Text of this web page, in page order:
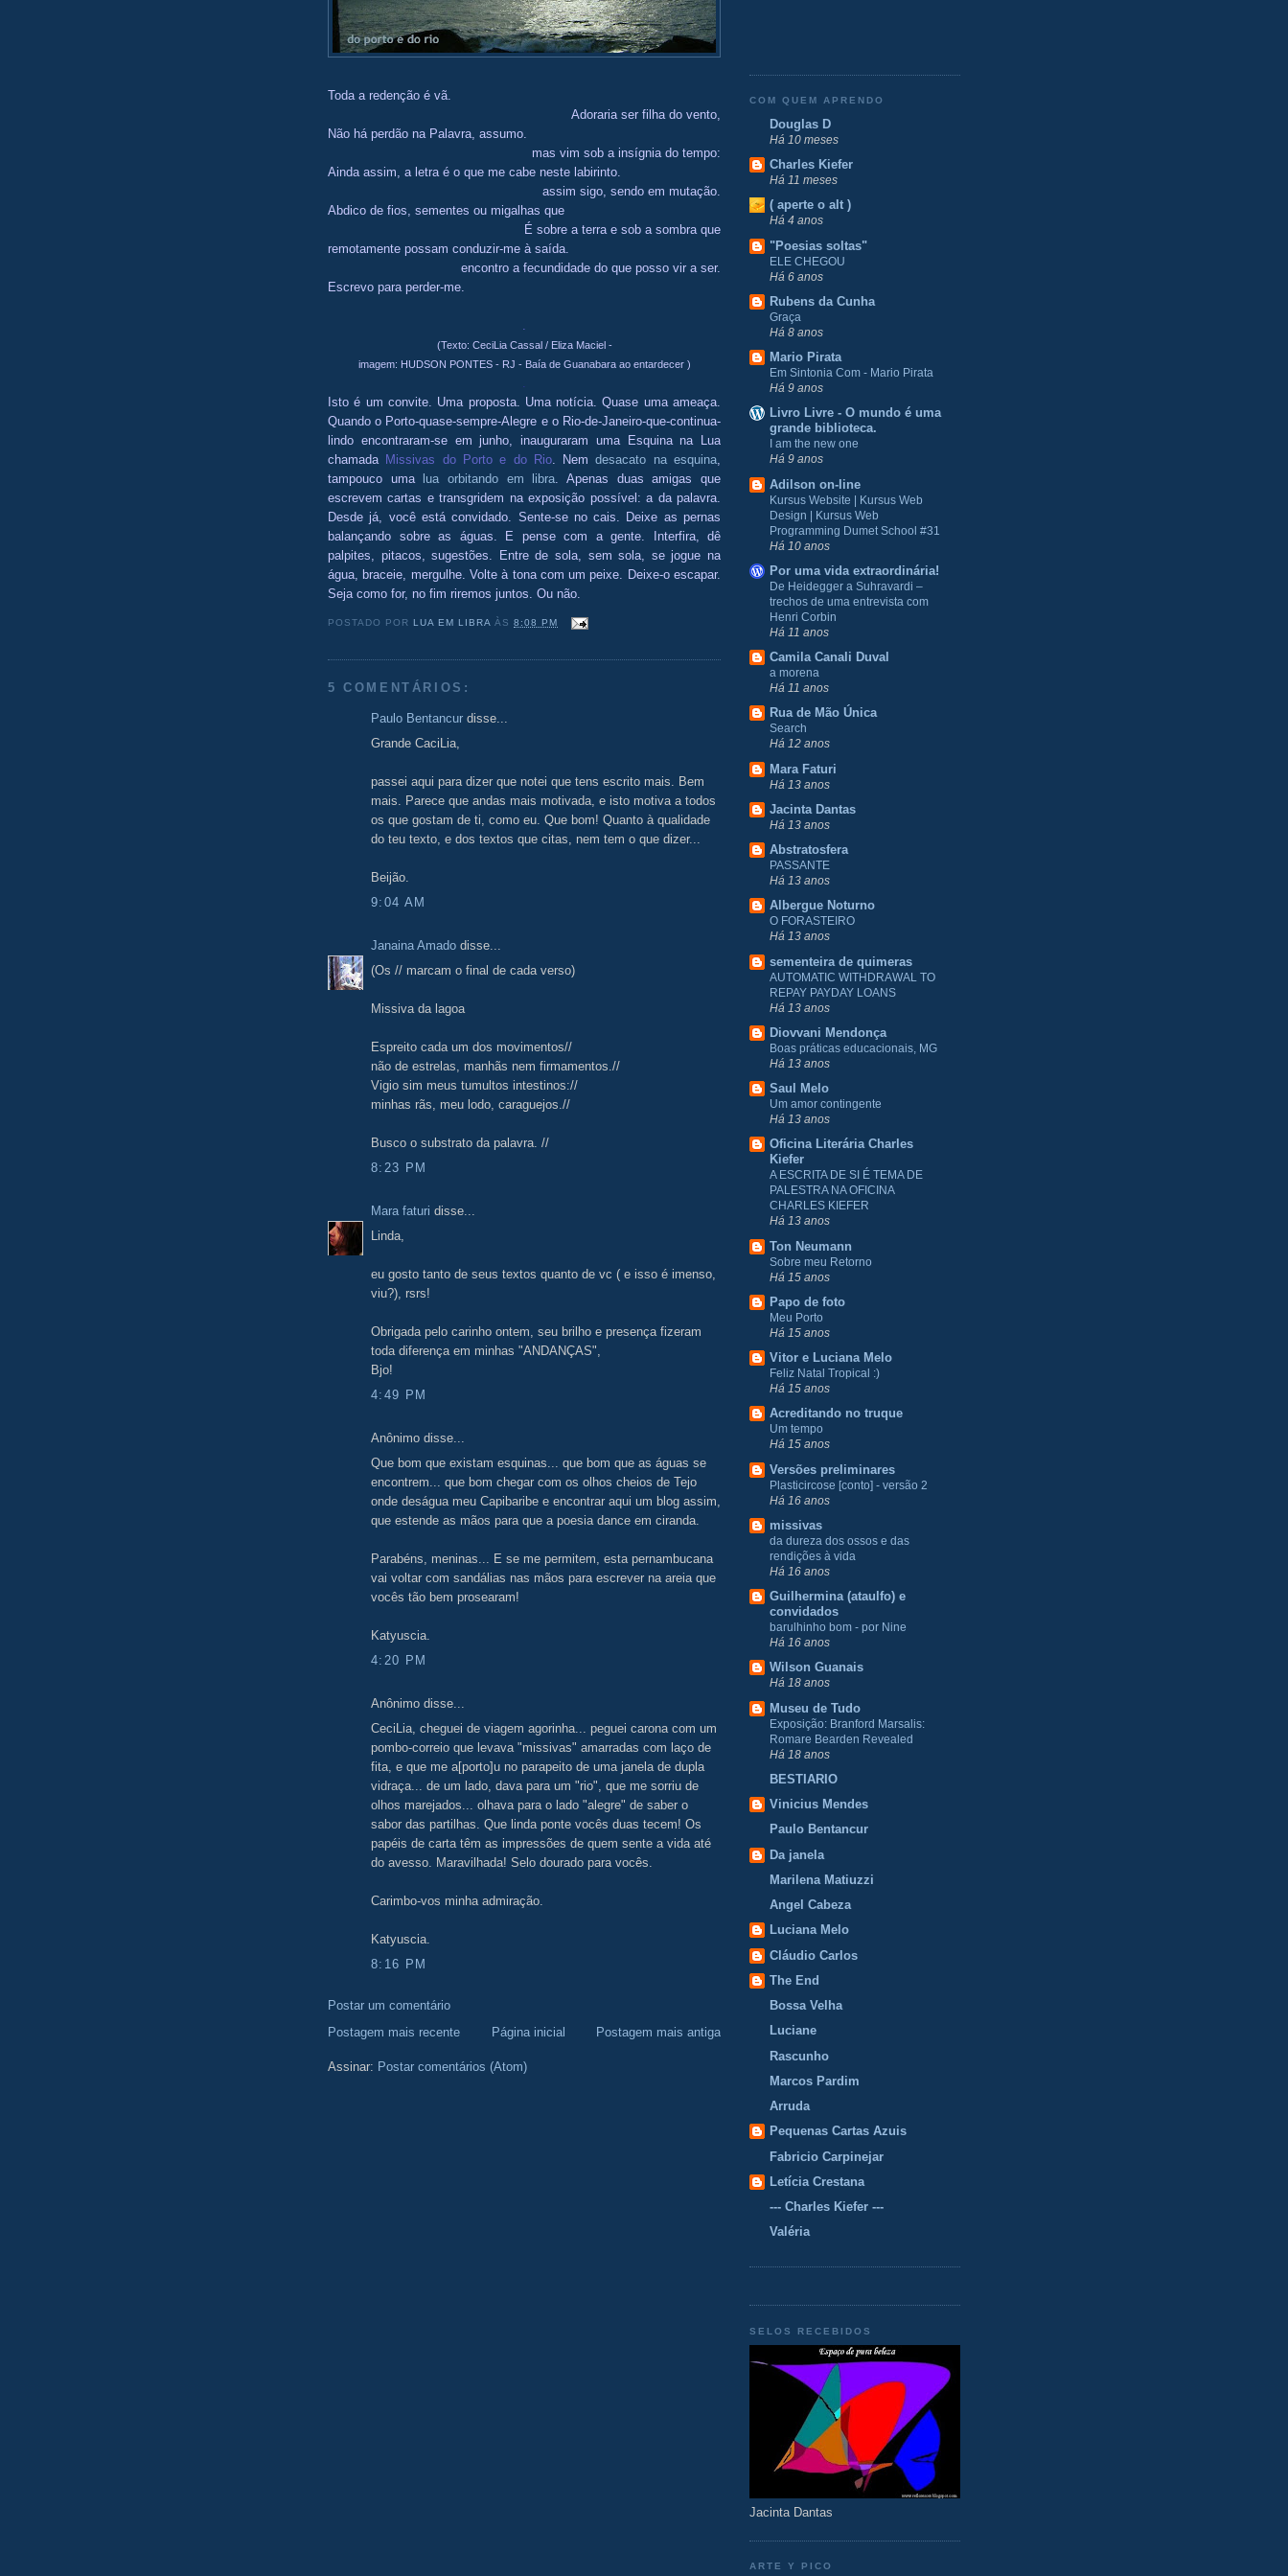
Toda a redenção é vã.
Adoraria ser filha do vento,
Não há perdão na Palavra, assumo.
mas vim sob a insígnia do tempo:
Ainda assim, a letra é o que me cabe neste labirinto.
assim sigo, sendo em mutação.
Abdico de fios, sementes ou migalhas que
É sobre a terra e sob a sombra que
remotamente possam conduzir-me à saída.
encontro a fecundidade do que posso vir a ser.
Escrevo para perder-me.
.
(Texto: CeciLia Cassal / Eliza Maciel -
imagem: HUDSON PONTES - RJ - Baía de Guanabara ao entardecer )
.
Isto é um convite. Uma proposta. Uma notícia. Quase uma ameaça.
Quando o Porto-quase-sempre-Alegre e o Rio-de-Janeiro-que-continua-
lindo encontraram-se em junho, inauguraram uma Esquina na Lua
chamada Missivas do Porto e do Rio. Nemdesacato na esquina,
tampouco uma
lua orbitando em libra. Apenas duas amigas que
escrevem cartas e transgridem na exposição possível: a da palavra.
Desde já, você está convidado. Sente-se no cais. Deixe as pernas
balançando sobre as águas. E pense com a gente. Interfira, dê
palpites, pitacos, sugestões. Entre de sola, sem sola, se jogue na
água, braceie, mergulhe. Volte à tona com um peixe. Deixe-o escapar.
Seja como for, no fim riremos juntos. Ou não.
POSTADO POR LUA EM LIBRA ÀS8:08 PM
5 COMENTÁRIOS:
Paulo Bentancur disse...
Grande CaciLia,
passei aqui para dizer que notei que tens escrito mais. Bem
mais. Parece que andas mais motivada, e isto motiva a todos
os que gostam de ti, como eu. Que bom! Quanto à qualidade
do teu texto, e dos textos que citas, nem tem o que dizer...
Beijão.
9:04 AM
Janaina Amado disse...
(Os // marcam o final de cada verso)
Missiva da lagoa
Espreito cada um dos movimentos//
não de estrelas, manhãs nem firmamentos.//
Vigio sim meus tumultos intestinos://
minhas rãs, meu lodo, caraguejos.//
Busco o substrato da palavra. //
8:23 PM
Mara faturi disse...
Linda,
eu gosto tanto de seus textos quanto de vc ( e isso é imenso,
viu?), rsrs!
Obrigada pelo carinho ontem, seu brilho e presença fizeram
toda diferença em minhas "ANDANÇAS",
Bjo!
4:49 PM
Anônimo disse...
Que bom que existam esquinas... que bom que as águas se
encontrem... que bom chegar com os olhos cheios de Tejo
onde deságua meu Capibaribe e encontrar aqui um blog assim,
que estende as mãos para que a poesia dance em ciranda.
Parabéns, meninas... E se me permitem, esta pernambucana
vai voltar com sandálias nas mãos para escrever na areia que
vocês tão bem prosearam!
Katyuscia.
4:20 PM
Anônimo disse...
CeciLia, cheguei de viagem agorinha... peguei carona com um
pombo-correio que levava "missivas" amarradas com laço de
fita, e que me a[porto]u no parapeito de uma janela de dupla
vidraça... de um lado, dava para um "rio", que me sorriu de
olhos marejados... olhava para o lado "alegre" de saber o
sabor das partilhas. Que linda ponte vocês duas tecem! Os
papéis de carta têm as impressões de quem sente a vida até
do avesso. Maravilhada! Selo dourado para vocês.
Carimbo-vos minha admiração.
Katyuscia.
8:16 PM
Postar um comentário
Postagem mais recente
Postagem mais antiga
Página inicial
Assinar: Postar comentários (Atom)
COM QUEM APRENDO
Douglas D
Há 10 meses
Charles Kiefer
Há 11 meses
( aperte o alt )
Há 4 anos
"Poesias soltas"
ELE CHEGOU
Há 6 anos
Rubens da Cunha
Graça
Há 8 anos
Mario Pirata
Em Sintonia Com - Mario Pirata
Há 9 anos
Livro Livre - O mundo é uma
grande biblioteca.
I am the new one
Há 9 anos
Adilson on-line
Kursus Website | Kursus Web
Design | Kursus Web
Programming Dumet School #31
Há 10 anos
Por uma vida extraordinária!
De Heidegger a Suhravardi –
trechos de uma entrevista com
Henri Corbin
Há 11 anos
Camila Canali Duval
a morena
Há 11 anos
Rua de Mão Única
Search
Há 12 anos
Mara Faturi
Há 13 anos
Jacinta Dantas
Há 13 anos
Abstratosfera
PASSANTE
Há 13 anos
Albergue Noturno
O FORASTEIRO
Há 13 anos
sementeira de quimeras
AUTOMATIC WITHDRAWAL TO
REPAY PAYDAY LOANS
Há 13 anos
Diovvani Mendonça
Boas práticas educacionais, MG
Há 13 anos
Saul Melo
Um amor contingente
Há 13 anos
Oficina Literária Charles
Kiefer
A ESCRITA DE SI É TEMA DE
PALESTRA NA OFICINA
CHARLES KIEFER
Há 13 anos
Ton Neumann
Sobre meu Retorno
Há 15 anos
Papo de foto
Meu Porto
Há 15 anos
Vitor e Luciana Melo
Feliz Natal Tropical :)
Há 15 anos
Acreditando no truque
Um tempo
Há 15 anos
Versões preliminares
Plasticircose [conto] - versão 2
Há 16 anos
missivas
da dureza dos ossos e das
rendições à vida
Há 16 anos
Guilhermina (ataulfo) e
convidados
barulhinho bom - por Nine
Há 16 anos
Wilson Guanais
Há 18 anos
Museu de Tudo
Exposição: Branford Marsalis:
Romare Bearden Revealed
Há 18 anos
BESTIARIO
Vinicius Mendes
Paulo Bentancur
Da janela
Marilena Matiuzzi
Angel Cabeza
Luciana Melo
Cláudio Carlos
The End
Bossa Velha
Luciane
Rascunho
Marcos Pardim
Arruda
Pequenas Cartas Azuis
Fabricio Carpinejar
Letícia Crestana
--- Charles Kiefer ---
Valéria
SELOS RECEBIDOS
Jacinta Dantas
ARTE Y PICO